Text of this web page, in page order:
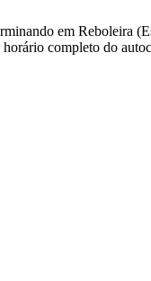
em Reboleira
completo do